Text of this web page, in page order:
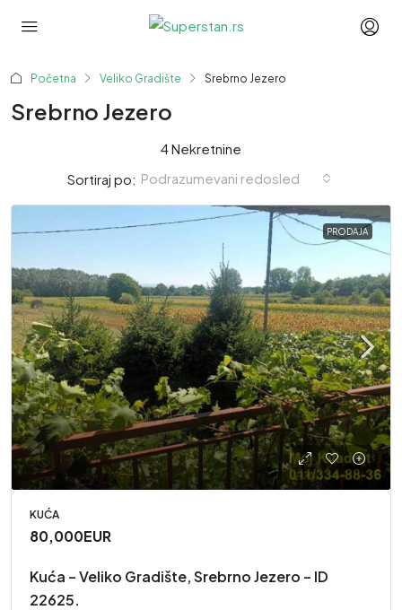
Početna Veliko Gradište Srebrno Jezero
Srebrno Jezero
4 Nekretnine
Sortiraj po: Podrazumevani redosled
PRODAJA
KUĆA
80,000EUR
Kuća – Veliko Gradište, Srebrno Jezero – ID
22625.